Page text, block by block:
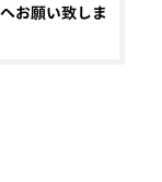
お願い致しま